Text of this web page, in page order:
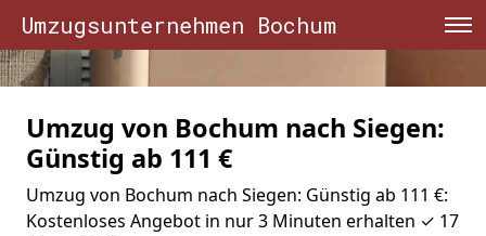
Umzugsunternehmen Bochum
Umzug von Bochum nach Siegen:
Günstig ab 111 €
Umzug von Bochum nach Siegen: Günstig ab 111 €:
Kostenloses Angebot in nur 3 Minuten erhalten ✓ 17